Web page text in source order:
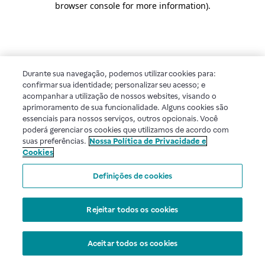
browser console for more information).
Durante sua navegação, podemos utilizar cookies para:
confirmar sua identidade; personalizar seu acesso; e
acompanhar a utilização de nossos websites, visando o
aprimoramento de sua funcionalidade. Alguns cookies são
essenciais para nossos serviços, outros opcionais. Você
poderá gerenciar os cookies que utilizamos de acordo com
suas preferências. Nossa Política de Privacidade e
Cookies
Definições de cookies
Rejeitar todos os cookies
Aceitar todos os cookies